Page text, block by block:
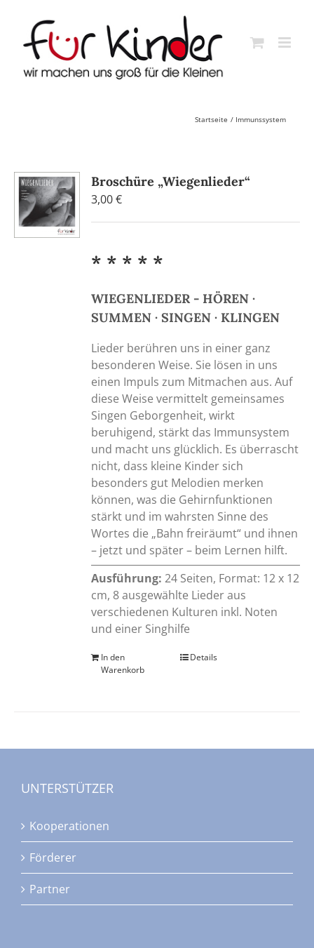
content
Startseite Immunssystem
Broschüre „Wiegenlieder“
3,00€
* * * * *
WIEGENLIEDER - HÖREN ·
SUMMEN · SINGEN · KLINGEN
Lieder berühren uns in einer ganz
besonderen Weise. Sie lösen in uns
einen Impuls zum Mitmachen aus. Auf
diese Weise vermittelt gemeinsames
Singen Geborgenheit, wirkt
beruhigend, stärkt das Immunsystem
und macht uns glücklich. Es überrascht
nicht, dass kleine Kinder sich
besonders gut Melodien merken
können, was die Gehirnfunktionen
stärkt und im wahrsten Sinne des
Wortes die „Bahn freiräumt“ und ihnen
– jetzt und später – beim Lernen hilft.
Ausführung: 24 Seiten, Format: 12 x 12
cm, 8 ausgewählte Lieder aus
verschiedenen Kulturen inkl. Noten
und einer Singhilfe
In den
Warenkorb
Details
UNTERSTÜTZER
Kooperationen
Förderer
Partner